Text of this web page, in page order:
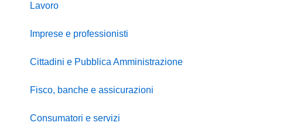
Lavoro
Imprese e professionisti
Cittadini e Pubblica Amministrazione
Fisco, banche e assicurazioni
Consumatori e servizi